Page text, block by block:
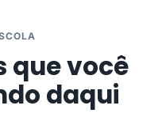
que você
daqui